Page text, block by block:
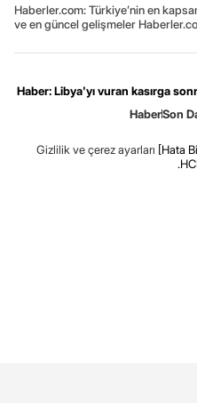
Haberler.com: Türkiye’nin en
ve en güncel gelişmeler
Haber: Libya'yı vuran kasırga
HaberSon
Gizlilik ve çerez ayarları [Hata